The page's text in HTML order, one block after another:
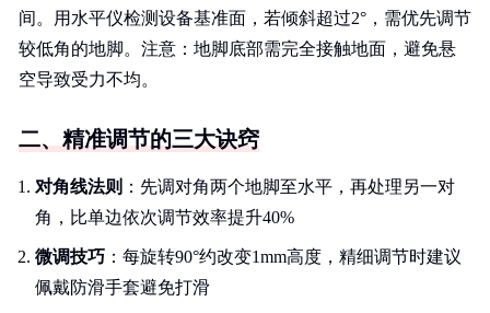
间。用水平仪检测设备基准面，若倾斜超过2°，需优先调节
较低角的地脚。注意：地脚底部需完全接触地面，避免悬
空导致受力不均。
二、精准调节的三大诀窍
对角线法则 ：先调对角两个地脚至水平，再处理另一对
角，比单边依次调节效率提升40%
微调技巧 ：每旋转90°约改变1mm高度，精细调节时建议
佩戴防滑手套避免打滑